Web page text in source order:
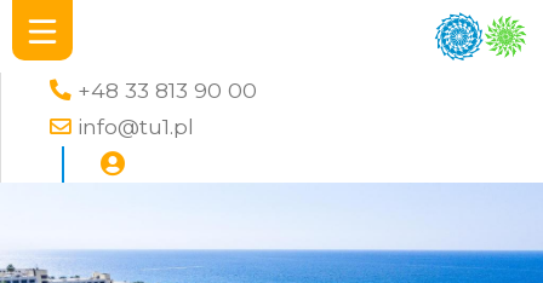
+48 33 813 90 00
info@tu1.pl